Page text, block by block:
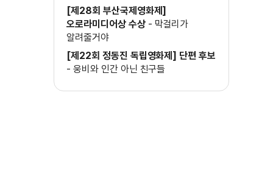
[제28회 부산국제영화제]
오로라미디어상 수상- 막걸리가
알려줄거야
[제22회 정동진 독립영화제] 단편 후보
- 웅비와 인간 아닌 친구들